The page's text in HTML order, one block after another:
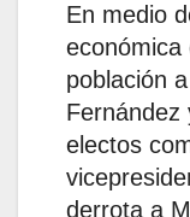
En medio
económica
población
Fernández
electos
derrota a